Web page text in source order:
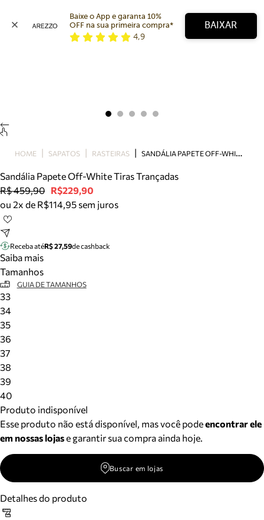
Bolsa
Tamanco
Tênis
Mule
Tire dúvidas sobre pedidos, devoluções e mais.
Meus pedidos
Acompanhe seus pedidos e solicite devoluções.
Baixe o App e garanta 10%
OFF na sua primeira compra*
4,9
BAIXAR
HOME SAPATOS RASTEIRAS S
ANDÁLIA PAPETE OFF-WHITE TIRAS TRANÇADAS
Sandália Papete Off-White Tiras Trançadas
R$ 459,90 R$229,90
ou 2x de R$114,95 sem juros
Receba atéR$ 27,59de cashback
Saiba mais
Tamanhos
GUIA DE TAMANHOS
33
34
35
36
37
38
39
40
Produto indisponível
Esse produto não está disponível, mas você podeencontrar ele
em nossas lojase garantir sua compra ainda hoje.
Buscar em lojas
Detalhes do produto